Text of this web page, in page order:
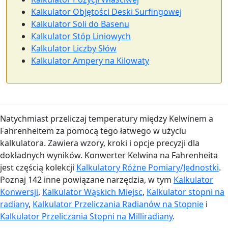
Kalkulator Objętości Deski Surfingowej
Kalkulator Soli do Basenu
Kalkulator Stóp Liniowych
Kalkulator Liczby Słów
Kalkulator Ampery na Kilowaty
Natychmiast przeliczaj temperatury między Kelwinem a
Fahrenheitem za pomocą tego łatwego w użyciu
kalkulatora. Zawiera wzory, kroki i opcje precyzji dla
dokładnych wyników. Konwerter Kelwina na Fahrenheita
jest częścią kolekcji Kalkulatory Różne Pomiary/Jednostki.
Poznaj 142 inne powiązane narzędzia, w tym Kalkulator
Konwersji, Kalkulator Wąskich Miejsc, Kalkulator stopni na
radiany, Kalkulator Przeliczania Radianów na Stopnie i
Kalkulator Przeliczania Stopni na Milliradiany.